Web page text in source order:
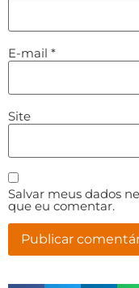
E-mail *
Site
Salvar meus dados
que eu comentar.